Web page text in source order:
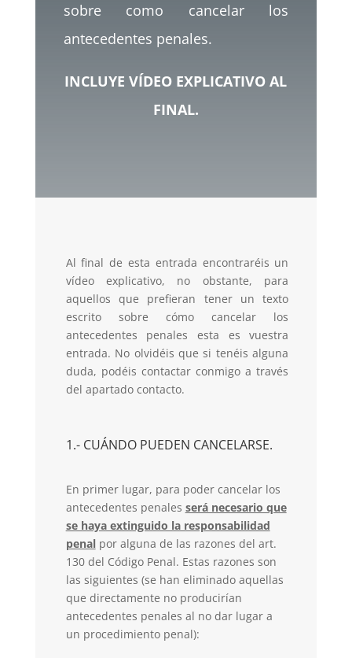
sobre como cancelar los
antecedentes penales.
INCLUYE VÍDEO EXPLICATIVO AL
FINAL.
Al final de esta entrada encontraréis un
vídeo explicativo, no obstante, para
aquellos que prefieran tener un texto
escrito sobre cómo cancelar los
antecedentes penales esta es vuestra
entrada. No olvidéis que si tenéis alguna
duda, podéis contactar conmigo a través
del apartado contacto.
1.- CUÁNDO PUEDEN CANCELARSE.
En primer lugar, para poder cancelar los
antecedentes penales será necesario que
se haya extinguido la responsabilidad
penalpor alguna de las razones del art.
130 del Código Penal. Estas razones son
las siguientes (se han eliminado aquellas
que directamente no producirían
antecedentes penales al no dar lugar a
un procedimiento penal):